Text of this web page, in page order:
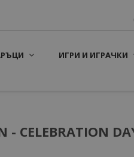
ИГРИ И ИГРАЧКИ
- CELEBRATION